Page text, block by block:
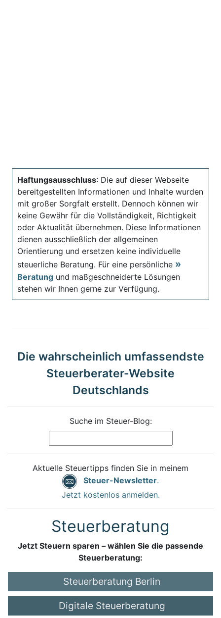
Haftungsausschluss: Die auf dieser Webseite
bereitgestellten Informationen und Inhalte wurden
mit großer Sorgfalt erstellt. Dennoch können wir
keine Gewähr für die Vollständigkeit, Richtigkeit
oder Aktualität übernehmen. Diese Informationen
dienen ausschließlich der allgemeinen
Orientierung und ersetzen keine individuelle
steuerliche Beratung. Für eine persönliche
Beratung und maßgeschneiderte Lösungen
stehen wir Ihnen gerne zur Verfügung.
Die wahrscheinlich umfassendste
Steuerberater-Website
Deutschlands
Suche im Steuer-Blog:
Aktuelle Steuertipps finden Sie in meinem
Steuer-Newsletter.
Jetzt kostenlos anmelden.
Steuerberatung
Jetzt Steuern sparen – wählen Sie die passende
Steuerberatung:
Steuerberatung Berlin
Digitale Steuerberatung